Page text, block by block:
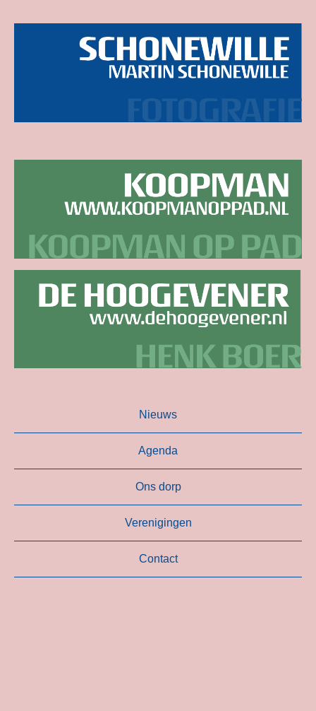
Nieuws
Agenda
Ons dorp
Verenigingen
Contact